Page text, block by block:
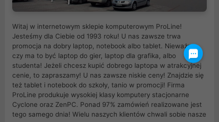
Witaj w internetowym sklepie komputerowym ProLine!
Jesteśmy dla Ciebie od 1993 roku! U nas zawsze trwa
promocja na dobry laptop, notebook albo tablet. Nieważne
czy ma to być laptop do gier, laptop dla grafika, albo
studenta! Jeżeli chcesz kupić dobrego laptopa w atrakcyjnej
cenie, to zapraszamy! U nas zawsze niskie ceny! Znajdzie się
też tablet i notebook do szkoły, tanio w promocji! Firma
ProLine produkuje wysokiej klasy komputery stacjonarne
Cyclone oraz ZenPC. Ponad 97% zamówień realizowane jest
tego samego dnia! Wielu naszych klientów chwali sobie nasze